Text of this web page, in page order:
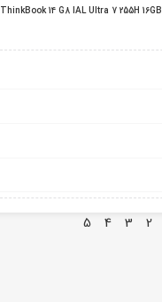
لپ تاپ 14 اینچی لنوو مدل ThinkBook 14 G8 IAL Ultra 7 255H 16GB
2
3
4
5